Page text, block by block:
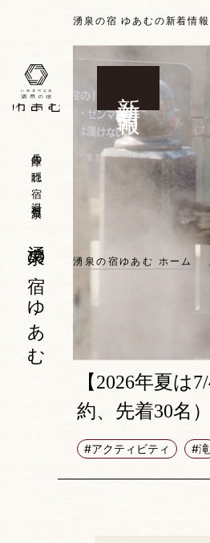
兵庫の隠れ宿 湯村温泉
湧泉の宿 ゆあむ
湧泉の宿 ゆあむの新着情報
湧泉の宿ゆあむ ホーム
【2026年夏
約、先着30名
#アクティビティ #滝